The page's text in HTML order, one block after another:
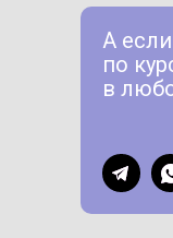
А
по
в